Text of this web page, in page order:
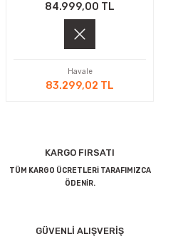
84.999,00 TL
Havale
83.299,02 TL
KARGO FIRSATI
TÜM KARGO ÜCRETLERİ TARAFIMIZCA
ÖDENİR.
GÜVENLİ ALIŞVERİŞ